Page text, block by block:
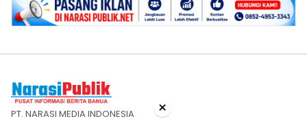
PT. NARASI MEDIA INDONESIA ×